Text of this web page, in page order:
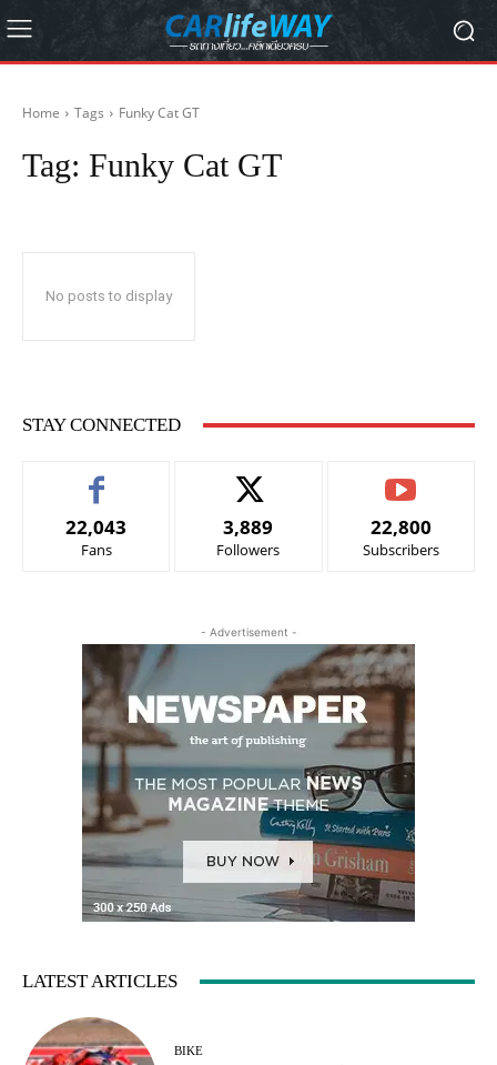
Home Tags Funky Cat GT
Tag: Funky Cat GT
No posts to display
STAY CONNECTED
22,043
Fans
3,889
Followers
22,800
Subscribers
- Advertisement -
LATEST ARTICLES
BIKE